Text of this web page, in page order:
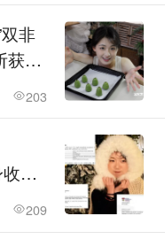
非
获港
203
割
209